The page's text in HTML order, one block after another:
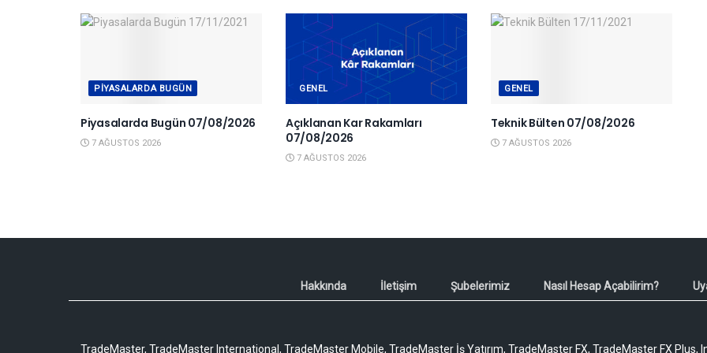
PIYASALARDA BUGÜN
Piyasalarda Bugün 07/08/2026
7 AĞUSTOS 2026
GENEL
Açıklanan Kar Rakamları
07/08/2026
7 AĞUSTOS 2026
GENEL
Teknik Bülten 07/08/2026
7 AĞUSTOS 2026
Hakkında İletişim Şubelerimiz Nasıl Hesap Açabilirim?
TradeMaster, TradeMaster International, TradeMaster Mobile, TradeMaster İş Yatırım, TradeMaster FX, TradeMaster FX Plus,